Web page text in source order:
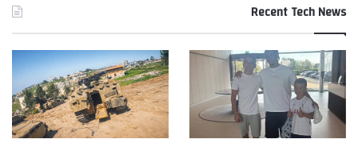
Recent Tech News